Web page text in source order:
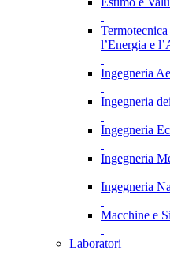
l’Energia e
Ingegneria
Ingegneria
Ingegneria
Ingegneria
Ingegneria
Macchine e
Laboratori